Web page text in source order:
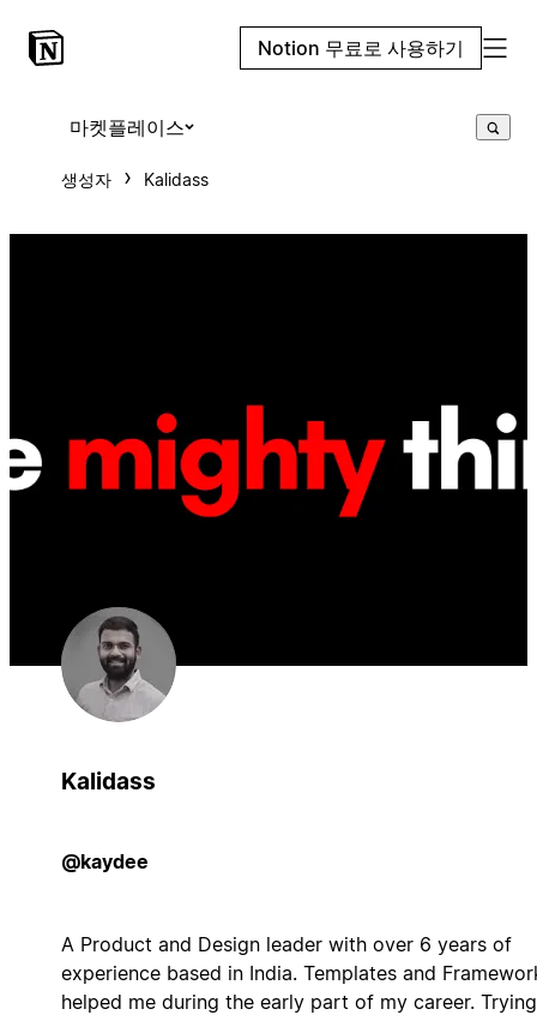
Notion 무료로 사용하기
마켓플레이스
생성자 Kalidass
Kalidass
@kaydee
A Product and Design leader with over 6 years of
experience based in India. Templates and
helped me during the early part of my career.